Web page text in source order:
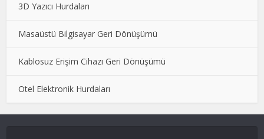
3D Yazıcı Hurdaları
Masaüstü Bilgisayar Geri Dönüşümü
Kablosuz Erişim Cihazı Geri Dönüşümü
Otel Elektronik Hurdaları